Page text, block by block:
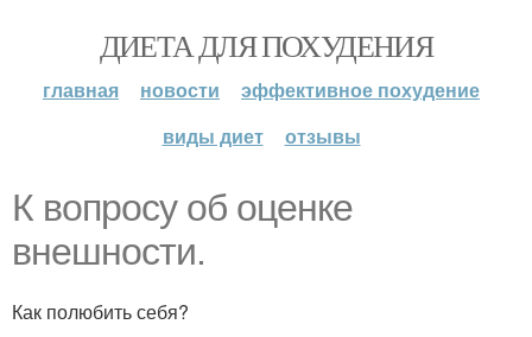
ДИЕТА ДЛЯ ПОХУДЕНИЯ
главная новости
эффективное похудение
виды диет
отзывы
К вопросу об оценке
внешности.
Как полюбить себя?